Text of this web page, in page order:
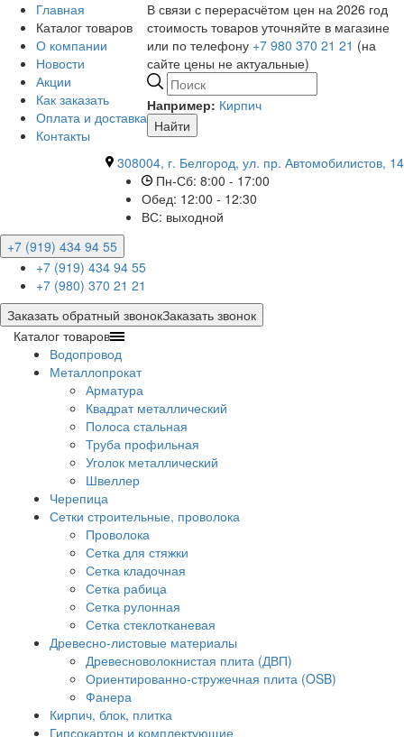
Главная
Каталог товаров
О компании
Новости
Акции
Как заказать
Оплата и доставка
Контакты
308004, г. Белгород, ул. пр. Автомобилистов, 14
Пн-Сб: 8:00 - 17:00
Обед: 12:00 - 12:30
ВС: выходной
В связи с перерасчётом цен на 2026 год
стоимость товаров уточняйте в магазине
или по телефону +7 980 370 21 21 (на
сайте цены не актуальные)
Например: Кирпич
Найти
+7 (919) 434 94 55
+7 (919) 434 94 55
+7 (980) 370 21 21
Заказать обратный звонокЗаказать звонок
Каталог товаров
Водопровод
Металлопрокат
Арматура
Квадрат металлический
Полоса стальная
Труба профильная
Уголок металлический
Швеллер
Черепица
Сетки строительные, проволока
Проволока
Сетка для стяжки
Сетка кладочная
Сетка рабица
Сетка рулонная
Сетка стеклотканевая
Древесно-листовые материалы
Древесноволокнистая плита (ДВП)
Ориентированно-стружечная плита (OSB)
Фанера
Кирпич, блок, плитка
Гипсокартон и комплектующие